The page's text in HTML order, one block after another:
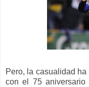
Pero, la casualidad
con el 75